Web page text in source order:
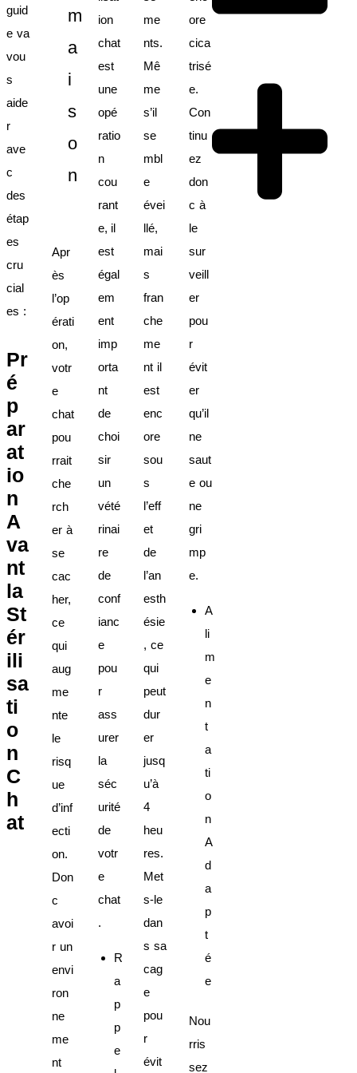
guid
e va
vou
s
aide
r
ave
c
des
étap
es
cru
cial
es :
Pr
é
p
ar
at
io
n
A
va
nt
la
St
ér
ili
sa
ti
o
n
C
h
at
m
a
i
s
o
n
Apr
ès
l’op
érati
on,
votr
e
chat
pou
rrait
che
rch
er à
se
cac
her,
ce
qui
aug
me
nte
le
risq
ue
d’inf
ecti
on.
Don
c
avoi
r un
envi
ron
ne
me
nt
ion
chat
est
une
opé
ratio
n
cou
rant
e, il
est
égal
em
ent
imp
orta
nt
de
choi
sir
un
vété
rinai
re
de
conf
ianc
e
pou
r
ass
urer
la
séc
urité
de
votr
e
chat
.
R
a
p
p
e
me
nts.
Mê
me
s’il
se
mbl
e
évei
llé,
mai
s
fran
che
me
nt il
est
enc
ore
sou
s
l’eff
et
de
l’an
esth
ésie
, ce
qui
peut
dur
er
jusq
u’à
4
heu
res.
Met
s-le
dan
s sa
cag
e
pou
r
évit
ore
cica
trisé
e.
Con
tinu
ez
don
c à
le
sur
veill
er
pou
r
évit
er
qu’il
ne
saut
e ou
ne
gri
mp
e.
A
li
m
e
n
t
a
ti
o
n
A
d
a
p
t
é
e
Nou
rris
sez